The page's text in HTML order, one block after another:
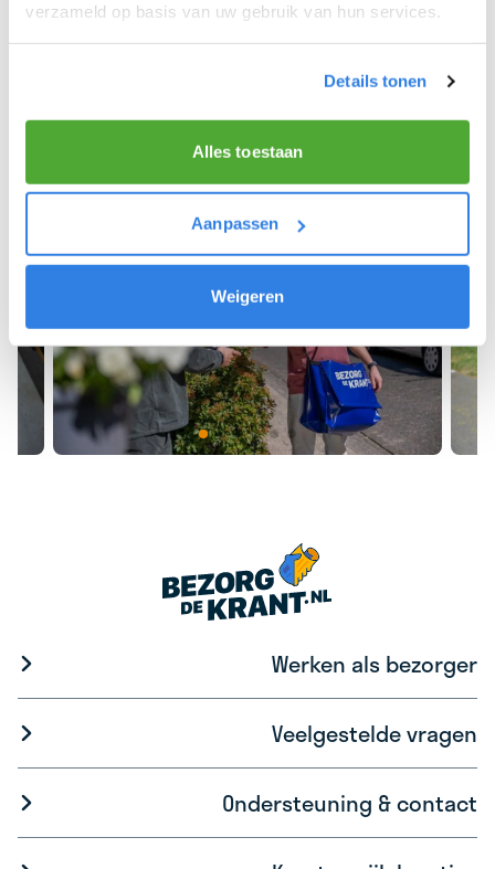
verzameld op basis van uw gebruik van hun services.
Details tonen
Alles toestaan
Aanpassen
Weigeren
Werken als bezorger
Veelgestelde vragen
Ondersteuning & contact